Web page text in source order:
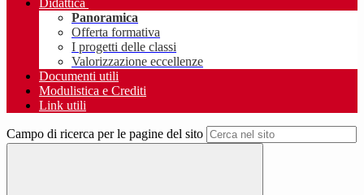
Didattica
Panoramica
Offerta formativa
I progetti delle classi
Valorizzazione eccellenze
Documenti utili
Modulistica e Crediti
Link utili
Campo di ricerca per le pagine del sito